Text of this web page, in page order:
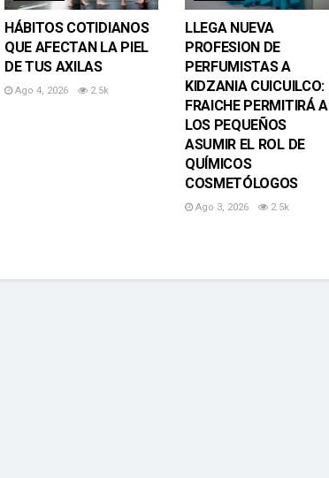
HÁBITOS COTIDIANOS
QUE AFECTAN LA PIEL
DE TUS AXILAS
Ago 4, 2026 2.5k
LLEGA NUEVA
PROFESION DE
PERFUMISTAS A
KIDZANIA CUICUILCO:
FRAICHE PERMITIRÁ A
LOS PEQUEÑOS
ASUMIR EL ROL DE
QUÍMICOS
COSMETÓLOGOS
Ago 3, 2026 2.5k